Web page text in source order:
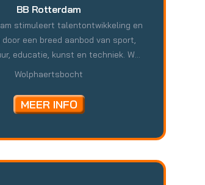
BB Rotterdam
stimuleert talentontwikkeling en
door een breed aanbod van sport,
educatie, kunst en techniek. We
hun vaardigheden ontdekken
groei. Samenwerking staat centraal:
en teamwork leren deelnemers
ze sterker in hun schoenen.
Wolphaertsbocht
MEER INFO